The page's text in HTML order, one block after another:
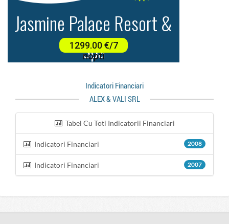
Indicatori Financiari
ALEX & VALI SRL
Tabel Cu Toti Indicatorii Financiari
Indicatori Financiari 2008
Indicatori Financiari 2007